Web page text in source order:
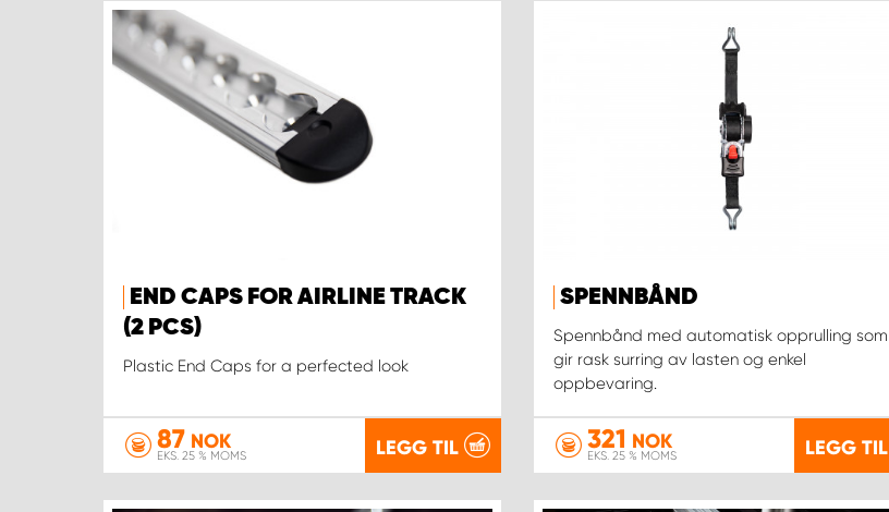
END CAPS FOR AIRLINE TRACK
(2 PCS)
Plastic End Caps for a perfected look
87 NOK
EKS. 25 % MOMS LEGG TIL
SPENNBÅND
Spennbånd med automatisk opprulling som
gir rask surring av lasten og enkel
oppbevaring.
321 NOK
EKS. 25 % MOMS LEGG TIL